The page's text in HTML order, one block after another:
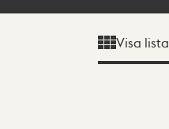
Visa lista